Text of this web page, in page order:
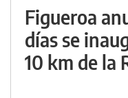
Figueroa
días se
10 km de la